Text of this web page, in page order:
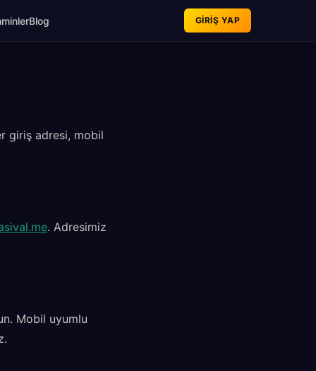
Blog GIRIŞ YAP
giriş adresi, mobil
. Adresimiz
Mobil uyumlu